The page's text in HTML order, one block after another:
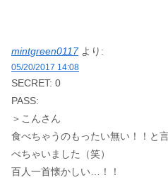
mintgreen0117 より:
05/20/2017 14:08
SECRET: 0
PASS:
＞こんさん
食べちゃうのもったい無い！！と
べちゃいました（笑）
百人一首懐かしい…！！